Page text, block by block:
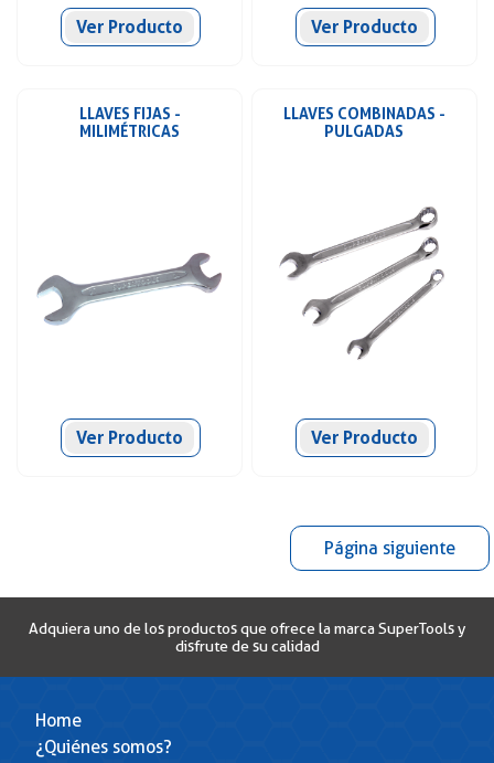
Ver Producto Ver Producto
LLAVES FIJAS -
MILIMÉTRICAS
Ver Producto
LLAVES COMBINADAS -
PULGADAS
Ver Producto
Página siguiente
Adquiera uno de los productos que ofrece la marca SuperTools y
disfrute de su calidad
Home
¿Quiénes somos?